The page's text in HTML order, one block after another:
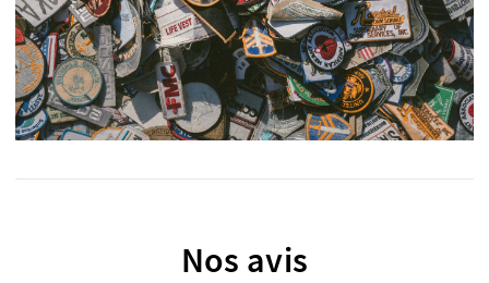
Nos avis